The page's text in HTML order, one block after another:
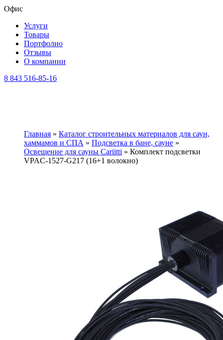
Офис
Услуги
Товары
Портфолио
Отзывы
О компании
8 843 516-85-16
Главная » Каталог строительных материалов для саун,
хаммамов и СПА » Подсветка в бане, сауне »
Освещение для сауны Cariitti » Комплект подсветки
VPAC-1527-G217 (16+1 волокно)